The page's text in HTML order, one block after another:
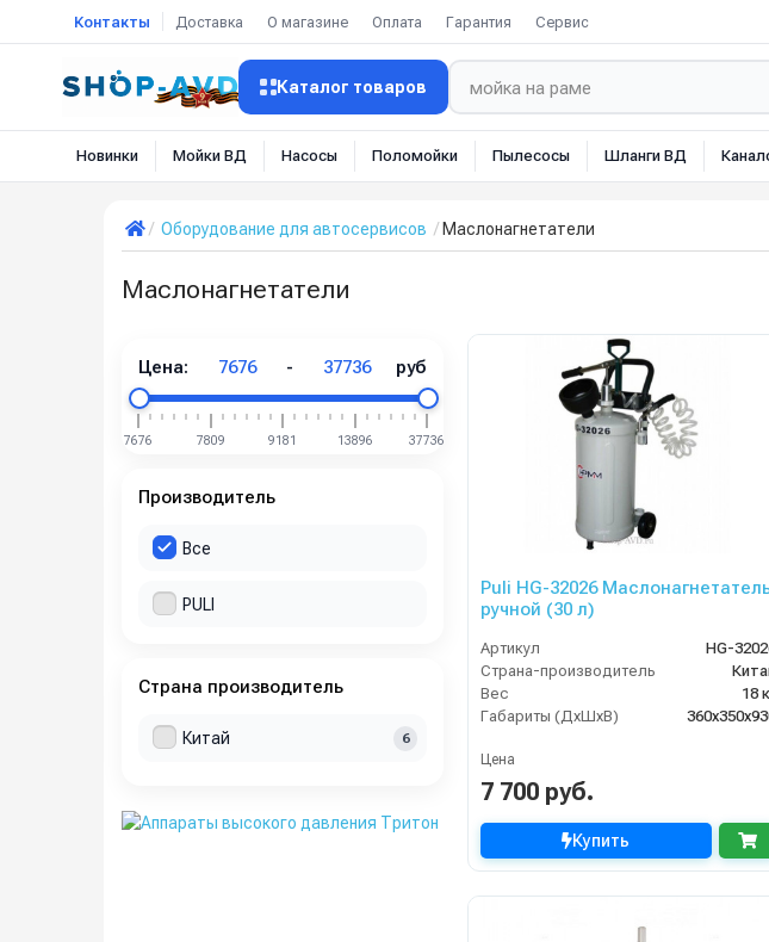
Контакты Доставка О магазине Оплата Гарантия Сервис
Каталог товаров
Новинки Мойки ВД Насосы Поломойки Пылесосы Шланги ВД
Оборудование для автосервисов Маслонагнетатели
Маслонагнетатели
Цена: 7676 - 37736 руб
7676 7809 9181 13896 37736
Производитель
Все
PULI
Страна производитель
Китай 6
Puli HG-32026
ручной (30 л)
Артикул
HG-
Страна-производитель
Вес
18
Габариты (ДхШхВ)
Цена
7 700 руб.
Купить